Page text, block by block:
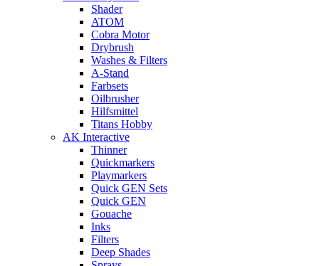
Shader
ATOM
Cobra Motor
Drybrush
Washes & Filters
A-Stand
Farbsets
Oilbrusher
Hilfsmittel
Titans Hobby
AK Interactive
Thinner
Quickmarkers
Playmarkers
Quick GEN Sets
Quick GEN
Gouache
Inks
Filters
Deep Shades